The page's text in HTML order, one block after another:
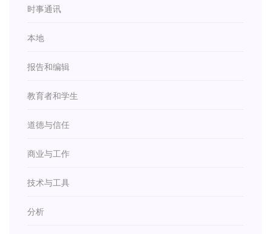
时事通讯
本地
报告和编辑
教育者和学生
道德与信任
商业与工作
技术与工具
分析